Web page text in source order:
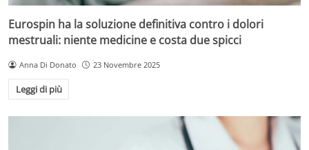
Eurospin ha la soluzione definitiva contro i dolori
mestruali: niente medicine e costa due spicci
Anna Di Donato 23 Novembre 2025
Leggi di più